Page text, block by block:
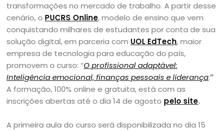
transformações no mercado de trabalho. A partir desse
cenário, o PUCRS Online, modelo de ensino que vem
conquistando milhares de estudantes por conta de sua
solução digital, em parceria com UOL EdTech, maior
empresa de tecnologia para educação do país,
promovem o curso: “O profissional adaptável:
Inteligência emocional, finanças pessoais e liderança.”
A formação, 100% online e gratuita, está com as
inscrições abertas até o dia 14 de agosto pelo site.
A primeira aula do curso será disponibilizada no dia 15